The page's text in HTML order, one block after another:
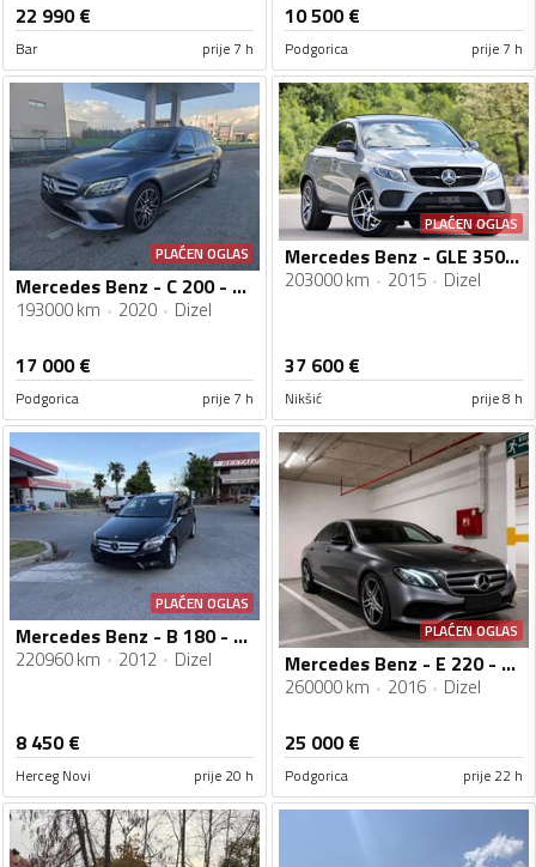
22 990€
Bar prije 7 h
10 500€
Podgorica prije 7 h
PLAĆEN OGLAS
Mercedes Benz - C 200 - Cdi Restajling
193000 km 2020 Dizel
17 000€
Podgorica prije 7 h
PLAĆEN OGLAS
Mercedes Benz - GLE 350 - Coupe
203000 km 2015 Dizel
37 600€
Nikšić prije 8 h
PLAĆEN OGLAS
Mercedes Benz - B 180 - CDI
220960 km 2012 Dizel
8 450€
Herceg Novi prije 20 h
PLAĆEN OGLAS
Mercedes Benz - E 220 - CDI
260000 km 2016 Dizel
25 000€
Podgorica prije 22 h